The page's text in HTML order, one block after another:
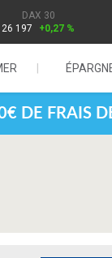
DAX 30
26 197
+0,27 %
DE FRAIS